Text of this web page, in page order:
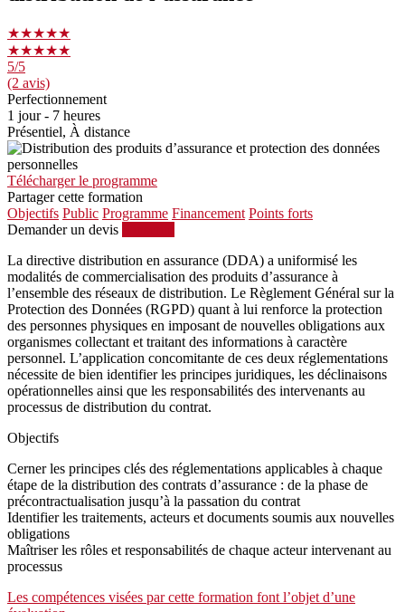
★★★★★
★★★★★
5/5
(2 avis)
Perfectionnement
1 jour - 7 heures
Présentiel, À distance
Télécharger le programme
Partager cette formation
Objectifs Public Programme Financement Points forts
Demander un devis
La directive distribution en assurance (DDA) a uniformisé les
modalités de commercialisation des produits d’assurance à
l’ensemble des réseaux de distribution. Le Règlement Général sur la
Protection des Données (RGPD) quant à lui renforce la protection
des personnes physiques en imposant de nouvelles obligations aux
organismes collectant et traitant des informations à caractère
personnel. L’application concomitante de ces deux réglementations
nécessite de bien identifier les principes juridiques, les déclinaisons
opérationnelles ainsi que les responsabilités des intervenants au
processus de distribution du contrat.
Objectifs
Cerner les principes clés des réglementations applicables à chaque
étape de la distribution des contrats d’assurance : de la phase de
précontractualisation jusqu’à la passation du contrat
Identifier les traitements, acteurs et documents soumis aux nouvelles
obligations
Maîtriser les rôles et responsabilités de chaque acteur intervenant au
processus
Les compétences visées par cette formation font l’objet d’une